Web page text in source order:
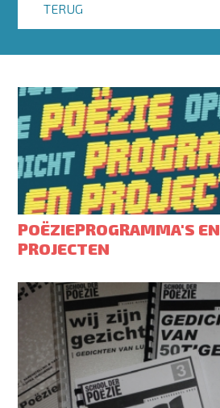
TERUG
POËZIEPROGRAMMA'S EN
PROJECTEN